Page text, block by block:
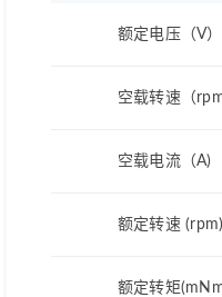
额定电压（V）
空载转速（
空载电流（A)
额定转速 (rpm)
额定转矩